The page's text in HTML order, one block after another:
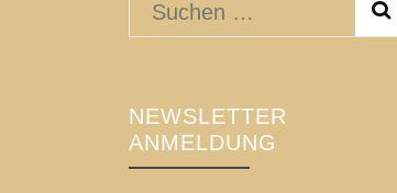
Suchen
NEWSLETTER
ANMELDUNG